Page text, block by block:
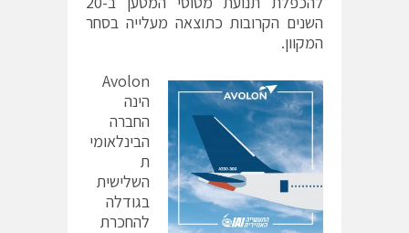
השנים הקרובות כתוצאה מעלייה בסחר
המקוון.
Avolon
הינה
החברה
הבינלאומי
ת
השלישית
בגודלה
להחכרת